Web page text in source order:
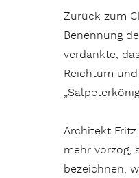
Zurück zum
Benennung
verdankte,
Reichtum
Architekt
mehr vorzog,
bezeichnen,